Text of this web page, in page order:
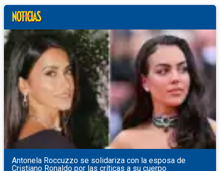
Antonela Roccuzzo se solidariza con la esposa de
Cristiano Ronaldo por las críticas a su cuerpo